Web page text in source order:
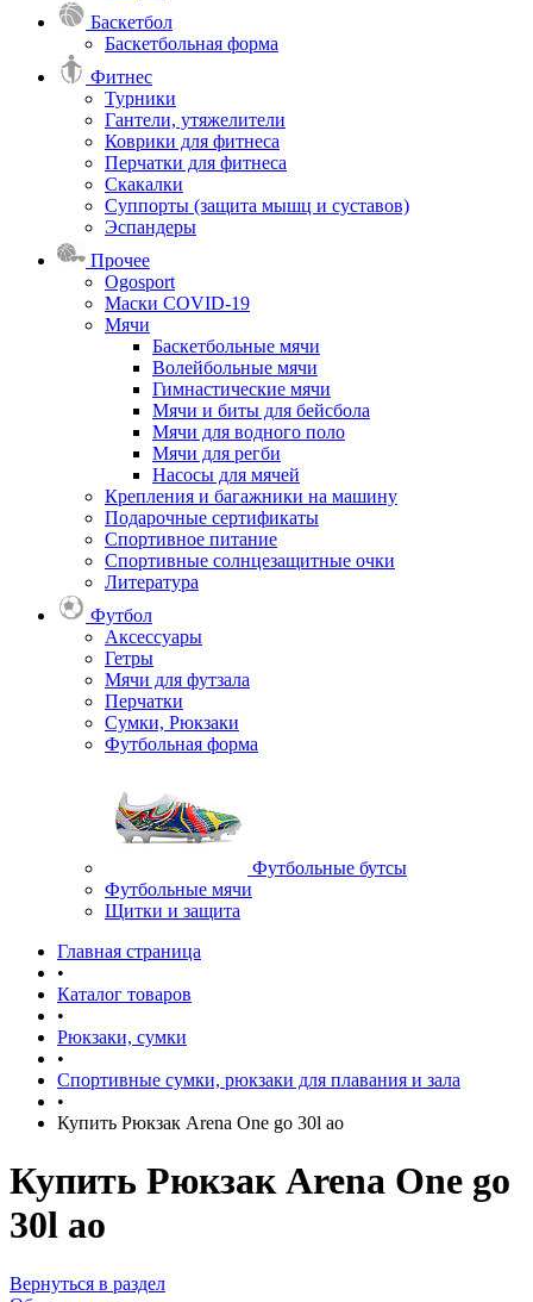
Баскетбол
Баскетбольная форма
Фитнес
Турники
Гантели, утяжелители
Коврики для фитнеса
Перчатки для фитнеса
Скакалки
Суппорты (защита мышц и суставов)
Эспандеры
Прочее
Ogosport
Маски COVID-19
Мячи
Баскетбольные мячи
Волейбольные мячи
Гимнастические мячи
Мячи и биты для бейсбола
Мячи для водного поло
Мячи для регби
Насосы для мячей
Крепления и багажники на машину
Подарочные сертификаты
Спортивное питание
Спортивные солнцезащитные очки
Литература
Футбол
Аксессуары
Гетры
Мячи для футзала
Перчатки
Сумки, Рюкзаки
Футбольная форма
Футбольные бутсы
Футбольные мячи
Щитки и защита
Главная страница
•
Каталог товаров
•
Рюкзаки, сумки
•
Спортивные сумки, рюкзаки для плавания и зала
•
Купить Рюкзак Arena One go 30l ao
Купить Рюкзак Arena One go
30l ao
Вернуться в раздел